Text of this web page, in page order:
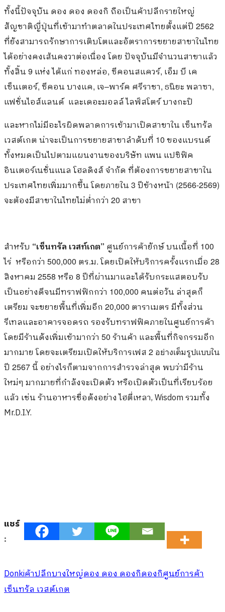
ทั้งนี้ปัจจุบัน ดอง ดอง ดองกิ ถือเป็นค้าปลีกรายใหญ่
สัญชาติญี่ปุ่นที่เข้ามาทำตลาดในประเทศไทยตั้งแต่ปี 2562
ที่ยังสามารถรักษาการเติบโตและอัตราการขยายสาขาในไทย
ได้อย่างคงเส้นคงวาต่อเนื่อง โดย ปัจจุบันมีจำนวนสาขาแล้ว
ทั้งสิ้น 9 แห่ง ได้แก่ ทองหล่อ, ซีคอนสแควร์, เอ็ม บี เค
เซ็นเตอร์, ซีคอน บางแค, เจ–พาร์ค ศรีราชา, ธนิยะ พลาซา,
แฟชั่นไอส์แลนด์ และเดอะมอลล์ ไลฟ์สโตร์ บางกะปิ
และหากไม่มีอะไรผิดพลาดการเข้ามาเปิดสาขาใน เซ็นทรัล
เวสต์เกต น่าจะเป็นการขยายสาขาลำดับที่ 10 ของแบรนด์
ทั้งหมดเป็นไปตามแผนงานของบริษัท แพน แปซิฟิค
อินเตอร์เนชั่นแนล โฮลดิงส์ จำกัด ที่ต้องการขยายสาขาใน
ประเทศไทยเพิ่มมากขึ้น โดยภายใน 3 ปีข้างหน้า (2566-2569)
จะต้องมีสาขาในไทยไม่ต่ำกว่า 20 สาขา
สำหรับ “เซ็นทรัล เวสท์เกต” ศูนย์การค้ายักษ์ บนเนื้อที่ 100
ไร่ หรือกว่า 500,000 ตร.ม.โดยเปิดให้บริการครั้งแรกเมื่อ 28
สิงหาคม 2558 หรือ 8 ปีที่ผ่านมาและได้รับกระแสตอบรับ
เป็นอย่างดีจนมีทราฟฟิกกว่า 100,000 คนต่อวัน ล่าสุดก็
เตรียม จะขยายพื้นที่เพิ่มอีก 20,000 ตาราเมตร มีทั้งส่วน
รีเทลและอาคารจอดรถ รองรับทราฟฟิคภายในศูนย์การค้า
โดยมีร้านดังเพิ่มเข้ามากว่า 50 ร้านค้า และพื้นที่กิจกรรมอีก
มากมาย โดยจะเตรียมเปิดให้บริการเฟส 2 อย่างเต็มรูปแบบใน
ปี 2567นี้ อย่างไรก็ตามจากการสำรวจล่าสุด พบว่ามีร้าน
ใหม่ๆ มากมายที่กำลังจะเปิดตัว หรือเปิดตัวเป็นที่เรียบร้อย
แล้ว เช่น ร้านอาหารชื่อดังอย่าง ไฮตี่เหลา, Wisdom รวมทั้ง
Mr.D.I.Y.
แชร์
:
Donkiค้าปลีกบางใหญ่ดอง ดอง ดองกิดองกิศูนย์การค้า
เซ็นทรัล เวสต์เกต